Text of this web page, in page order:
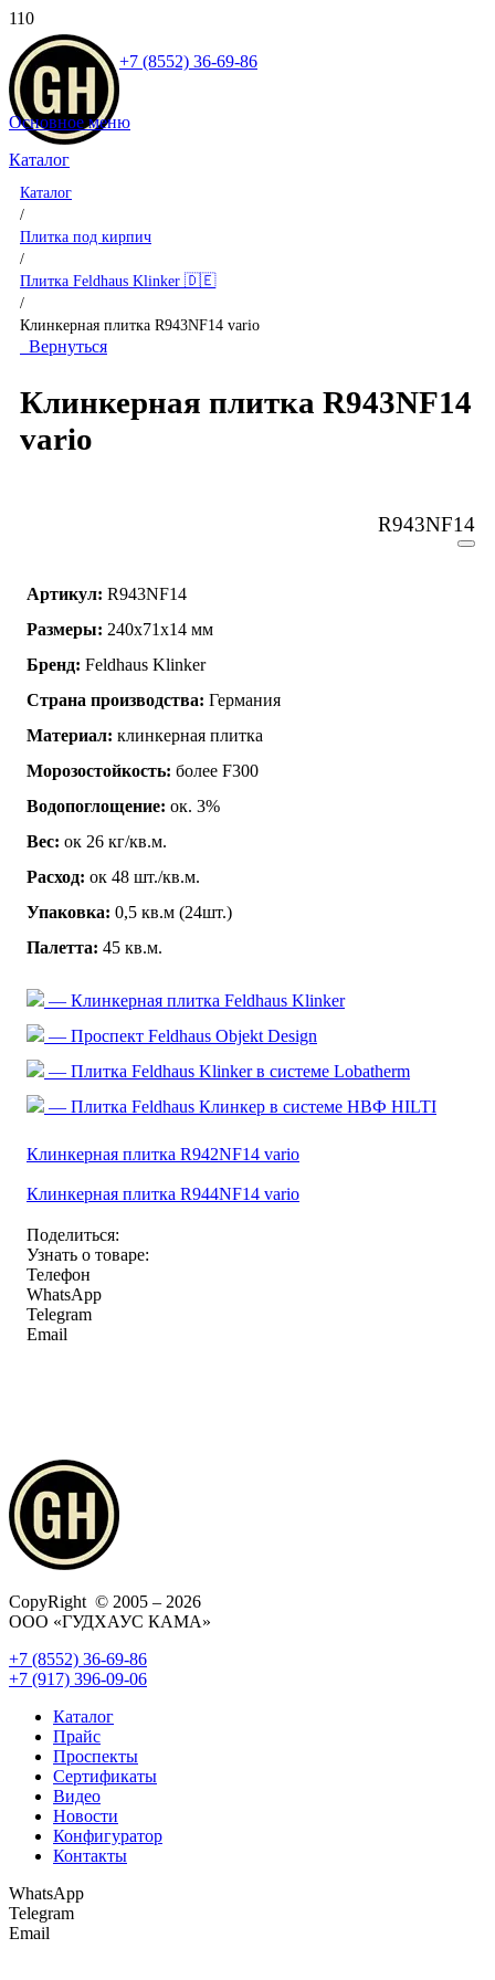
+7 (8552) 36-69-86
Основное меню
Каталог
Каталог
/
Плитка под кирпич
/
Плитка Feldhaus Klinker 🇩🇪
/
Клинкерная плитка R943NF14 vario
Вернуться
Клинкерная плитка R943NF14
vario
R943NF14
Артикул: R943NF14
Размеры: 240x71x14 мм
Бренд: Feldhaus Klinker
Страна производства: Германия
Материал: клинкерная плитка
Морозостойкость: более F300
Водопоглощение: ок. 3%
Вес: ок 26 кг/кв.м.
Расход: ок 48 шт./кв.м.
Упаковка: 0,5 кв.м (24шт.)
Палетта: 45 кв.м.
— Клинкерная плитка Feldhaus Klinker
— Проспект Feldhaus Objekt Design
— Плитка Feldhaus Klinker в системе Lobatherm
— Плитка Feldhaus Клинкер в системе НВФ HILTI
Клинкерная плитка R942NF14 vario
Клинкерная плитка R944NF14 vario
Поделиться:
Узнать о товаре:
Телефон
WhatsApp
Telegram
Email
CopyRight © 2005 – 2026
ООО «ГУДХАУС КАМА»
+7 (8552) 36-69-86
+7 (917) 396-09-06
Каталог
Прайс
Проспекты
Сертификаты
Видео
Новости
Конфигуратор
Контакты
WhatsApp
Telegram
Email